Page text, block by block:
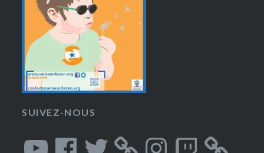
SUIVEZ-NOUS
YouTubeFacebook Twitter InstagramTwitch